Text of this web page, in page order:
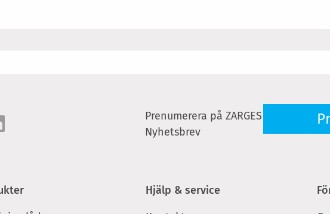
Prenumerera på ZARGES
Nyhetsbrev
Hjälp & service